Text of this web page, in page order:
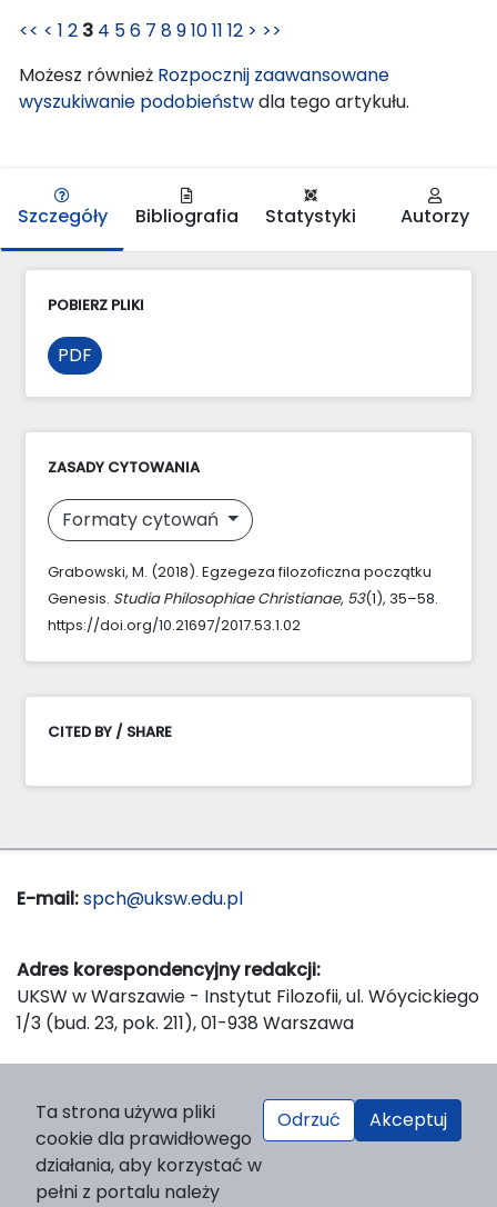
<< < 1 2 3 4 56 7 891011 12 > >>
Możesz również Rozpocznij zaawansowane
wyszukiwanie podobieństwdla tego artykułu.
Szczegóły Bibliografia Statystyki Autorzy
POBIERZ PLIKI
PDF
ZASADY CYTOWANIA
Formaty cytowań
Grabowski, M. (2018). Egzegeza filozoficzna początku
Genesis. Studia Philosophiae Christianae, 53(1), 35–58.
https://doi.org/10.21697/2017.53.1.02
CITED BY / SHARE
E-mail:spch@uksw.edu.pl
Adres korespondencyjny redakcji:
UKSW w Warszawie - Instytut Filozofii, ul. Wóycickiego
1/3 (bud. 23, pok. 211), 01-938 Warszawa
Wydawnictwo Naukowe UKSW, ul. Dewajtis 5, domek
nr 2, 01-815 Warszawa
Strona WWW Wydawnictwa
e-mail: wydawnictwo@uksw.edu.pl
Ta strona używa pliki
cookie dla prawidłowego
działania, aby korzystać w
pełni z portalu należy
Odrzuć Akceptuj